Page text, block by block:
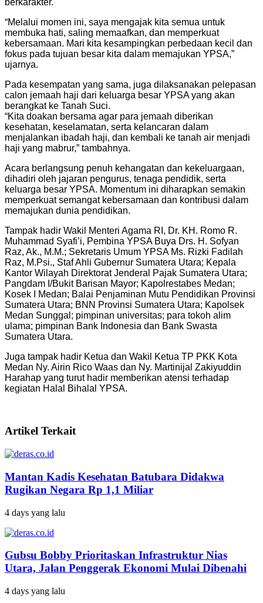
“Melalui momen ini, saya mengajak kita semua untuk
membuka hati, saling memaafkan, dan memperkuat
kebersamaan. Mari kita kesampingkan perbedaan kecil dan
fokus pada tujuan besar kita dalam memajukan YPSA,”
ujarnya.
Pada kesempatan yang sama, juga dilaksanakan pelepasan
calon jemaah haji dari keluarga besar YPSA yang akan
berangkat ke Tanah Suci.
“Kita doakan bersama agar para jemaah diberikan
kesehatan, keselamatan, serta kelancaran dalam
menjalankan ibadah haji, dan kembali ke tanah air menjadi
haji yang mabrur,” tambahnya.
Acara berlangsung penuh kehangatan dan kekeluargaan,
dihadiri oleh jajaran pengurus, tenaga pendidik, serta
keluarga besar YPSA. Momentum ini diharapkan semakin
memperkuat semangat kebersamaan dan kontribusi dalam
memajukan dunia pendidikan.
Tampak hadir Wakil Menteri Agama RI, Dr. KH. Romo R.
Muhammad Syafi’i, Pembina YPSA Buya Drs. H. Sofyan
Raz, Ak., M.M.; Sekretaris Umum YPSA Ms. Rizki Fadilah
Raz, M.Psi., Staf Ahli Gubernur Sumatera Utara; Kepala
Kantor Wilayah Direktorat Jenderal Pajak Sumatera Utara;
Pangdam I/Bukit Barisan Mayor; Kapolrestabes Medan;
Kosek I Medan; Balai Penjaminan Mutu Pendidikan Provinsi
Sumatera Utara; BNN Provinsi Sumatera Utara; Kapolsek
Medan Sunggal; pimpinan universitas; para tokoh alim
ulama; pimpinan Bank Indonesia dan Bank Swasta
Sumatera Utara.
Juga tampak hadir Ketua dan Wakil Ketua TP PKK Kota
Medan Ny. Airin Rico Waas dan Ny. Martinijal Zakiyuddin
Harahap yang turut hadir memberikan atensi terhadap
kegiatan Halal Bihalal YPSA.
Artikel Terkait
Mantan Kadis Kesehatan Batubara Didakwa
Rugikan Negara Rp 1,1 Miliar
4 days yang lalu
Gubsu Bobby Prioritaskan Infrastruktur Nias
Utara, Jalan Penggerak Ekonomi Mulai Dibenahi
4 days yang lalu